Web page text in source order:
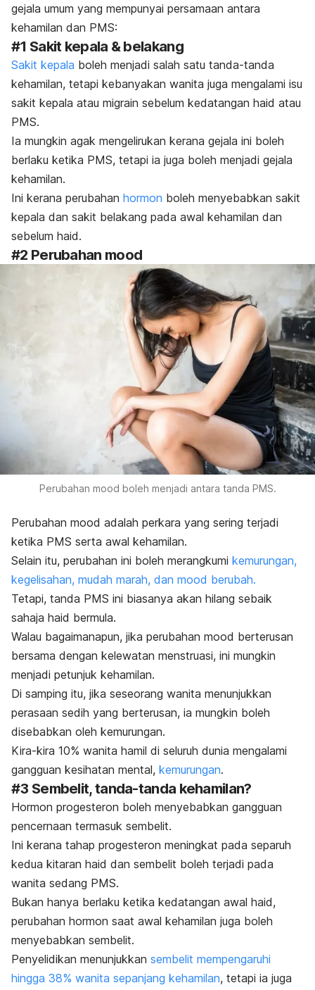
gejala umum yang mempunyai persamaan antara
kehamilan dan PMS:
#1 Sakit kepala & belakang
Sakit kepala boleh menjadi salah satu tanda-tanda
kehamilan, tetapi kebanyakan wanita juga mengalami isu
sakit kepala atau migrain sebelum kedatangan haid atau
PMS.
Ia mungkin agak mengelirukan kerana gejala ini boleh
berlaku ketika PMS, tetapi ia juga boleh menjadi gejala
kehamilan.
Ini kerana perubahan hormon boleh menyebabkan sakit
kepala dan sakit belakang pada awal kehamilan dan
sebelum haid.
#2 Perubahan mood
Perubahan mood boleh menjadi antara tanda PMS.
Perubahan mood adalah perkara yang sering terjadi
ketika PMS serta awal kehamilan.
Selain itu, perubahan ini boleh merangkumi kemurungan,
kegelisahan, mudah marah, dan mood berubah.
Tetapi, tanda PMS ini biasanya akan hilang sebaik
sahaja haid bermula.
Walau bagaimanapun, jika perubahan mood berterusan
bersama dengan kelewatan menstruasi, ini mungkin
menjadi petunjuk kehamilan.
Di samping itu, jika seseorang wanita menunjukkan
perasaan sedih yang berterusan, ia mungkin boleh
disebabkan oleh kemurungan.
Kira-kira 10% wanita hamil di seluruh dunia mengalami
gangguan kesihatan mental, kemurungan.
#3 Sembelit, tanda-tanda kehamilan?
Hormon progesteron boleh menyebabkan gangguan
pencernaan termasuk sembelit.
Ini kerana tahap progesteron meningkat pada separuh
kedua kitaran haid dan sembelit boleh terjadi pada
wanita sedang PMS.
Bukan hanya berlaku ketika kedatangan awal haid,
perubahan hormon saat awal kehamilan juga boleh
menyebabkan sembelit.
Penyelidikan menunjukkan sembelit mempengaruhi
hingga 38% wanita sepanjang kehamilan, tetapi ia juga